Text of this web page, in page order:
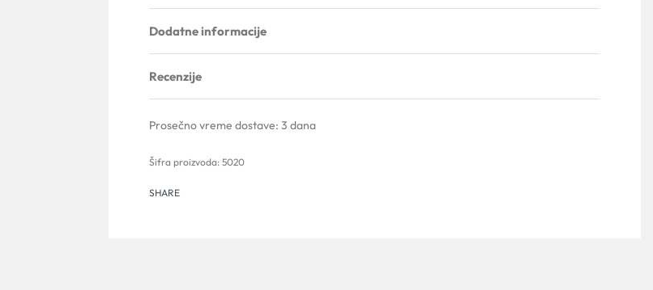
Dodatne informacije
Recenzije
Prosečno vreme dostave: 3 dana
5020
SHARE